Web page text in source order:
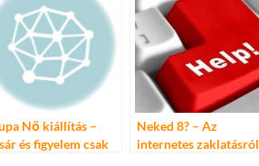
Nő kiállítás –
és figyelem csak
Neked 8? – Az
internetes zaklatásról